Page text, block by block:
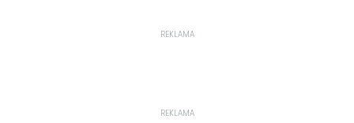
REKLAMA
REKLAMA